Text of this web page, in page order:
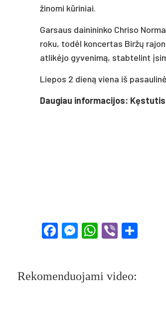
žinomi kūriniai.
Garsaus dainininko Chriso
roku, todėl koncertas Biržų
atlikėjo gyvenimą, stabtelint
Liepos 2 dieną viena iš
Daugiau informacijos:
Facebook
Messenger
WhatsApp
Viber
Rekomenduojami video: